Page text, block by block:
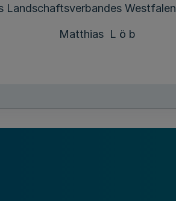
Landschaftsverbandes
Matthias L ö b